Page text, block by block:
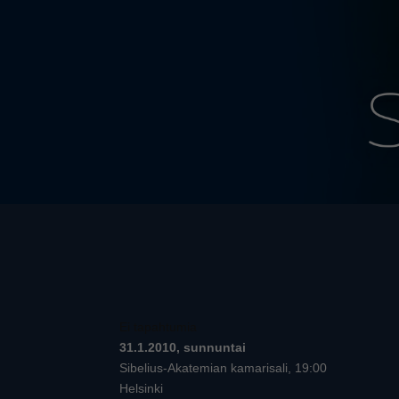
31.1.2010, sunnuntai
Sibelius-Akatemian kamarisali, 19:00
Helsinki